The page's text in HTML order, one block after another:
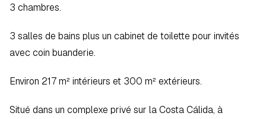
3 chambres.
3 salles de bains plus un cabinet de toilette pour invités
avec coin buanderie.
Environ 217 m² intérieurs et 300 m² extérieurs.
Situé dans un complexe privé sur la Costa Cálida, à